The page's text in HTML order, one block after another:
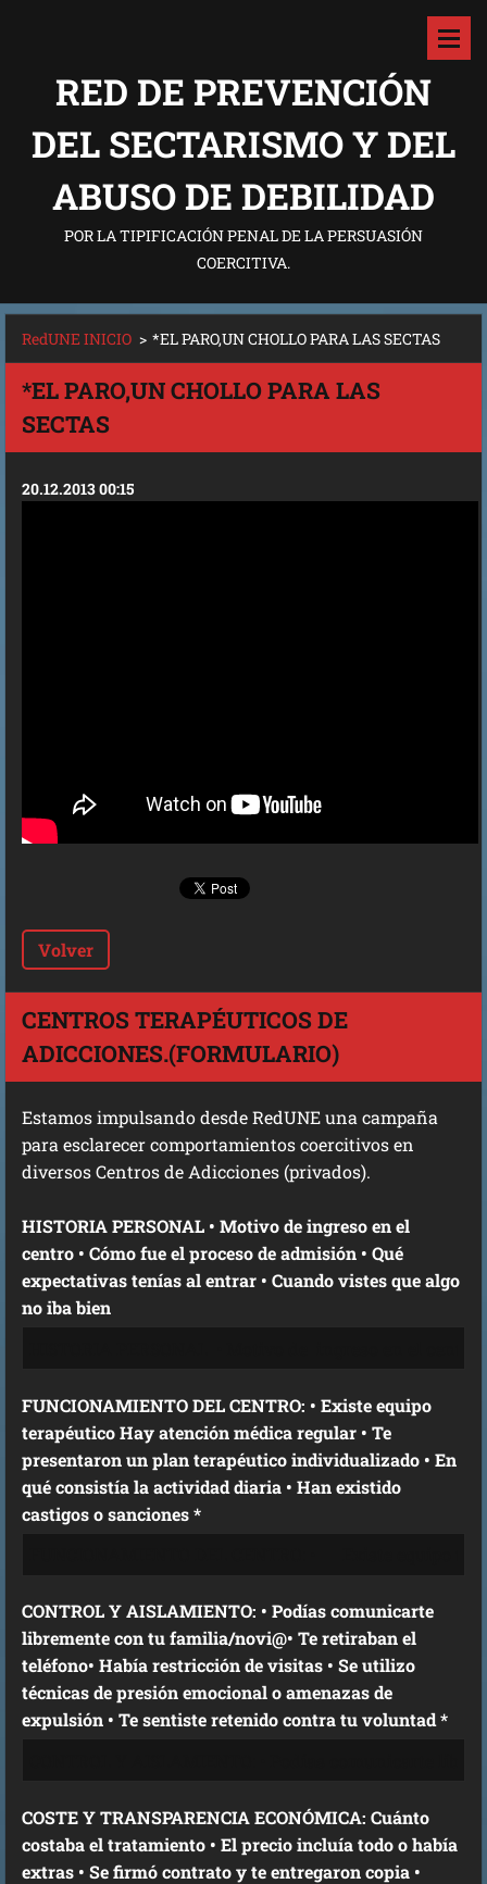
RED DE PREVENCIÓN
DEL SECTARISMO Y DEL
ABUSO DE DEBILIDAD
POR LA TIPIFICACIÓN PENAL DE LA PERSUASIÓN
COERCITIVA.
RedUNE INICIO > *EL PARO,UN CHOLLO PARA LAS SECTAS
*EL PARO,UN CHOLLO PARA LAS
SECTAS
20.12.2013 00:15
Volver
CENTROS TERAPÉUTICOS DE
ADICCIONES.(FORMULARIO)
Estamos impulsando desde RedUNE una campaña
para esclarecer comportamientos coercitivos en
diversos Centros de Adicciones (privados).
HISTORIA PERSONAL • Motivo de ingreso en el
centro • Cómo fue el proceso de admisión • Qué
expectativas tenías al entrar • Cuando vistes que algo
no iba bien
FUNCIONAMIENTO DEL CENTRO: • Existe equipo
terapéutico Hay atención médica regular • Te
presentaron un plan terapéutico individualizado • En
qué consistía la actividad diaria • Han existido
castigos o sanciones *
CONTROL Y AISLAMIENTO: • Podías comunicarte
libremente con tu familia/novi@• Te retiraban el
teléfono• Había restricción de visitas • Se utilizo
técnicas de presión emocional o amenazas de
expulsión • Te sentiste retenido contra tu voluntad *
COSTE Y TRANSPARENCIA ECONÓMICA: Cuánto
costaba el tratamiento • El precio incluía todo o había
extras • Se firmó contrato y te entregaron copia •